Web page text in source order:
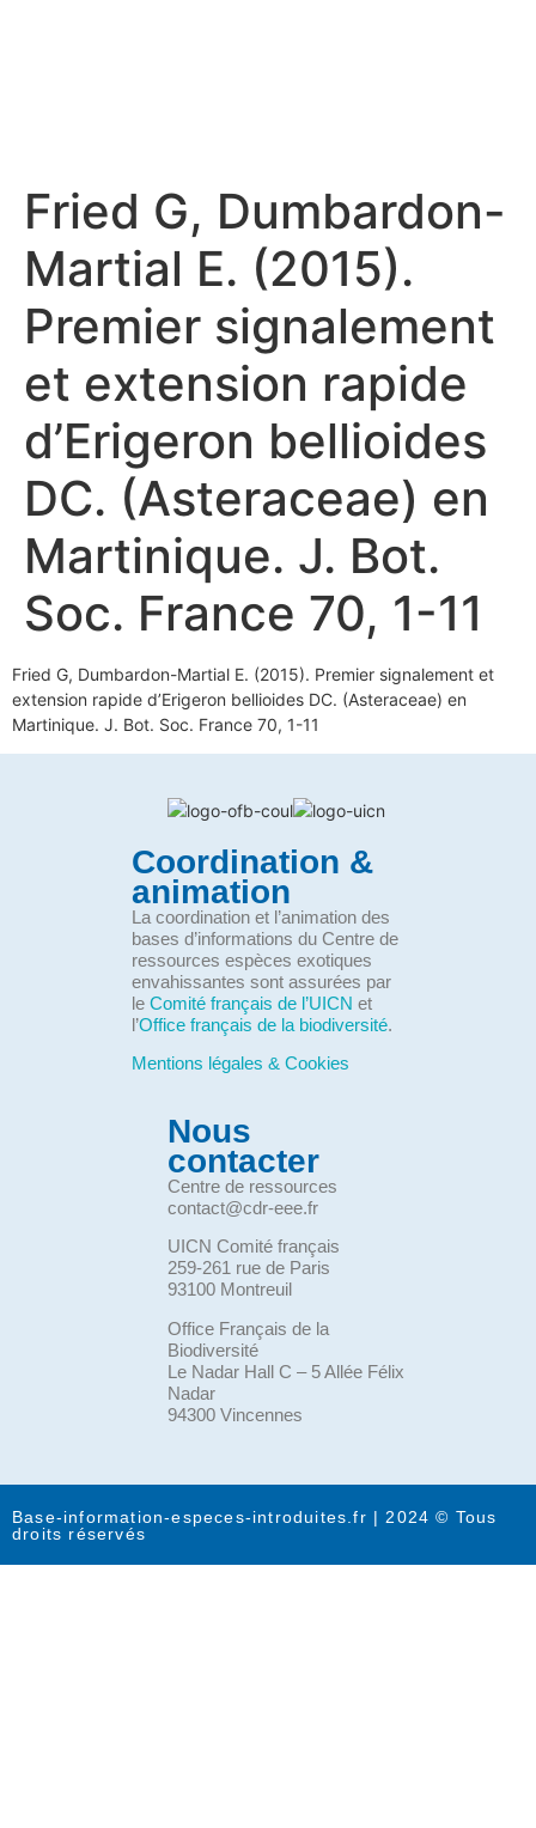
Fried G, Dumbardon-
Martial E. (2015).
Premier signalement
et extension rapide
d’Erigeron bellioides
DC. (Asteraceae) en
Martinique. J. Bot.
Soc. France 70, 1-11
Fried G, Dumbardon-Martial E. (2015). Premier signalement et
extension rapide d’Erigeron bellioides DC. (Asteraceae) en
Martinique. J. Bot. Soc. France 70, 1-11
Coordination &
animation
La coordination et l’animation des
bases d’informations du Centre de
ressources espèces exotiques
envahissantes sont assurées par
le Comité français de l’UICN et
l’Office français de la biodiversité.
Mentions légales & Cookies
Nous
contacter
Centre de ressources
contact@cdr-eee.fr
UICN Comité français
259-261 rue de Paris
93100 Montreuil
Office Français de la
Biodiversité
Le Nadar Hall C – 5 Allée Félix
Nadar
94300 Vincennes
Base-information-especes-introduites.fr | 2024 © Tous
droits réservés